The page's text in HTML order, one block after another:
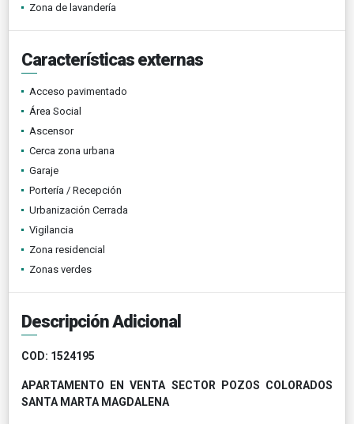
Zona de lavandería
Características externas
Acceso pavimentado
Área Social
Ascensor
Cerca zona urbana
Garaje
Portería / Recepción
Urbanización Cerrada
Vigilancia
Zona residencial
Zonas verdes
Descripción Adicional
COD: 1524195
APARTAMENTO EN VENTA SECTOR POZOS COLORADOS
SANTA MARTA MAGDALENA